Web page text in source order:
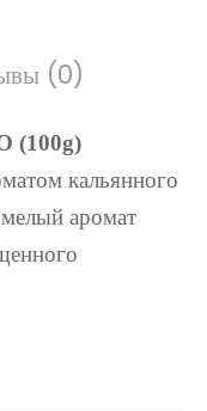
(0)
(100g)
кальянного
аромат